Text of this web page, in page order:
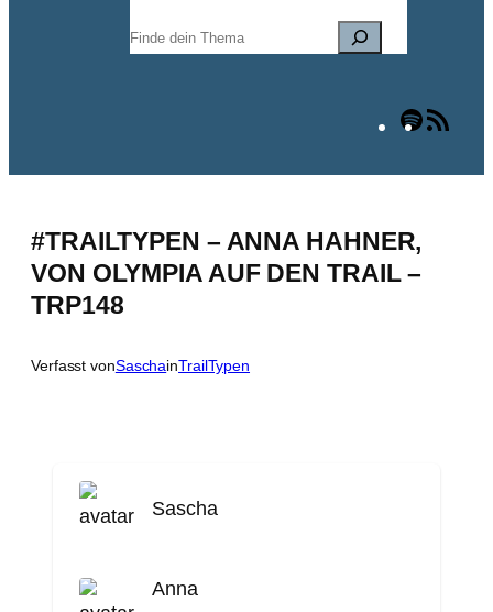
Suchen
Spotify
#TRAILTYPEN – ANNA HAHNER,
VON OLYMPIA AUF DEN TRAIL –
TRP148
Verfasst vonSaschainTrailTypen
Sascha
Anna